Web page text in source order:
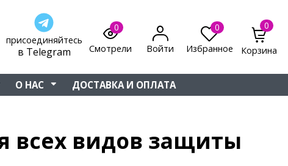
присоединяйтесь
в Telegram
0
Смотрели
Войти
0
Избранное
0
Корзина
О НАС ДОСТАВКА И ОПЛАТА
всех видов защиты